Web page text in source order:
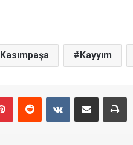
Kasımpaşa Kayyım